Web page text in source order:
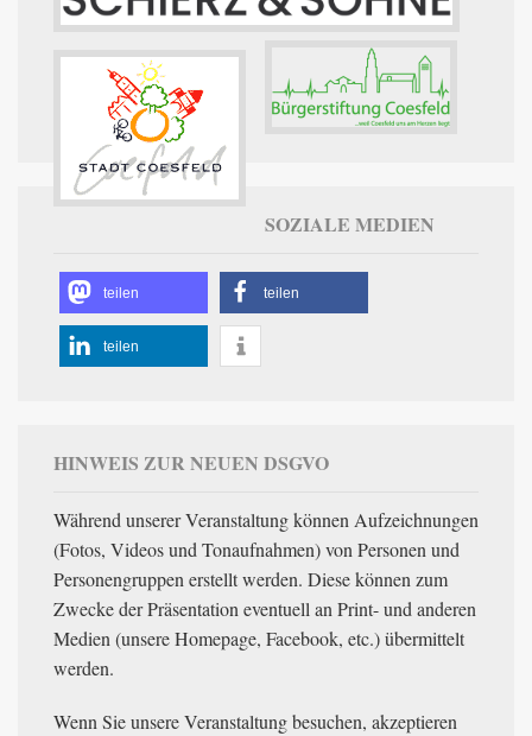
SOZIALE MEDIEN
teilen teilen
teilen
HINWEIS ZUR NEUEN DSGVO
Während unserer Veranstaltung können Aufzeichnungen
(Fotos, Videos und Tonaufnahmen) von Personen und
Personengruppen erstellt werden. Diese können zum
Zwecke der Präsentation eventuell an Print- und anderen
Medien (unsere Homepage, Facebook, etc.) übermittelt
werden.
Wenn Sie unsere Veranstaltung besuchen, akzeptieren